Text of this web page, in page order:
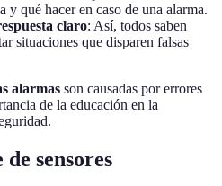
y qué hacer en caso de una alarma.
claro: Así, todos saben
situaciones que disparen falsas
alarmas son causadas por errores
de la educación en la
sensores